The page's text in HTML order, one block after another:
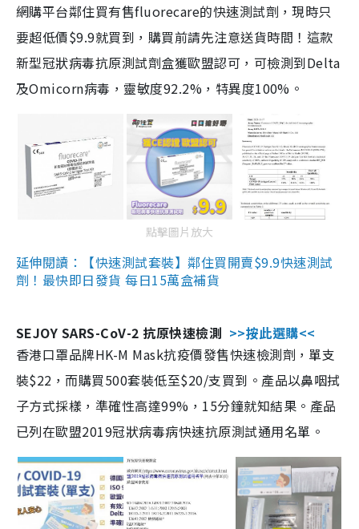
網購平台鄰住買有售fluorecare的快速測試劑，現時只
要超低價$9.9就買到，購買前請先注意送貨時間！這款
新型冠狀病毒抗原測試劑盒獲歐盟認可，可檢測到Delta
及Omicorn病毒，靈敏度92.2%，特異度100%。
點擊圖片放大
延伸閱讀：【快速測試套裝】鄰住買開賣$9.9快速測試
劑！最快即日發貨 每日15萬盒補貨
SEJOY SARS-CoV-2 抗原快速檢測 >>按此選購<<
香港口罩品牌HK-M Mask抗疫價發售快速檢測劑，單支
裝$22，而購買500套裝低至$20/支買到。產品以鼻咽拭
子方式採樣，準確性高達99%，15分鐘就知結果。產品
已列在歐盟2019冠狀病毒病快速抗原測試通用名單。